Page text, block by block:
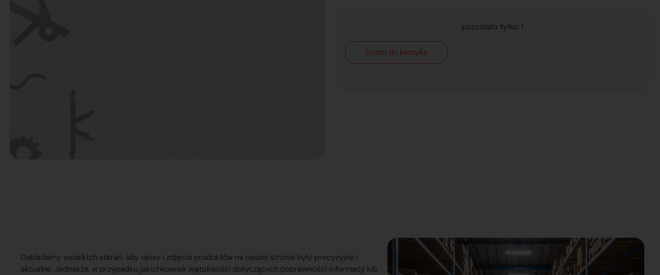
pozostało tylko: 1
Dodaj do koszyka
Dokładamy wszelkich starań, aby opisy i zdjęcia produktów na naszej stronie były precyzyjne i
aktualne. Jednakże, w przypadku jakichkolwiek wątpliwości dotyczących poprawności informacji lub